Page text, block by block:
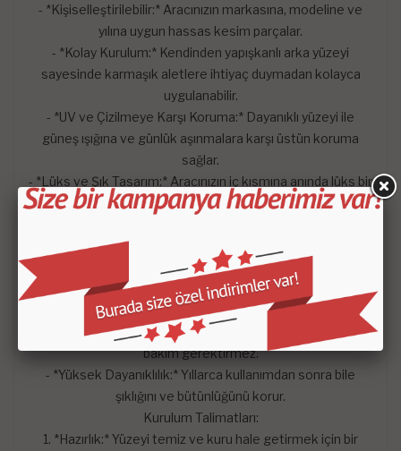
- *Kişiselleştirilebilir:* Aracınızın markasına, modeline ve
yılına uygun hassas kesim parçalar.
- *Kolay Kurulum:* Kendinden yapışkanlı arka yüzeyi
sayesinde karmaşık aletlere ihtiyaç duymadan kolayca
uygulanabilir.
- *UV ve Çizilmeye Karşı Koruma:* Dayanıklı yüzeyi ile
güneş ışığına ve günlük aşınmalara karşı üstün koruma
sağlar.
- *Lüks ve Şık Tasarım:* Aracınızın iç kısmına anında lüks bir
dokunuş katar ve estetik görünümü artırır.
Estetik İyileştirme:* Aracınıza kişiselleştirilmiş ve zarif bir
görünüm kazandırır.
- *Koruma:* Orijinal gösterge paneli yüzeyini koruyarak
uzun ömürlü kullanım sağlar.
- *Kolay Bakım:* Kolay temizlenebilen yüzeyi sayesinde
bakım gerektirmez.
- *Yüksek Dayanıklılık:* Yıllarca kullanımdan sonra bile
şıklığını ve bütünlüğünü korur.
Kurulum Talimatları:
1. *Hazırlık:* Yüzeyi temiz ve kuru hale getirmek için bir